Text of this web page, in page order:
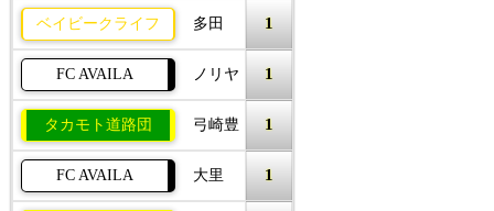
ベイビークライフ 多田 1
FC AVAILA ノリヤ 1
タカモト道路団 弓崎豊 1
FC AVAILA 大里 1